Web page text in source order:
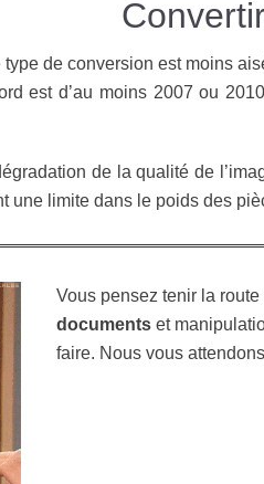
de conversion est moins
est d’au moins 2007 ou
de la qualité de
une limite dans le poids des
Vous pensez tenir la
documents et
faire. Nous vous